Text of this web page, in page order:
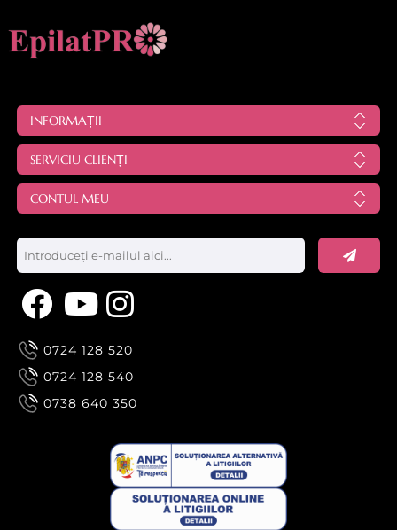
INFORMAȚII
SERVICIU CLIENȚI
CONTUL MEU
0724 128 520
0724 128 540
0738 640 350